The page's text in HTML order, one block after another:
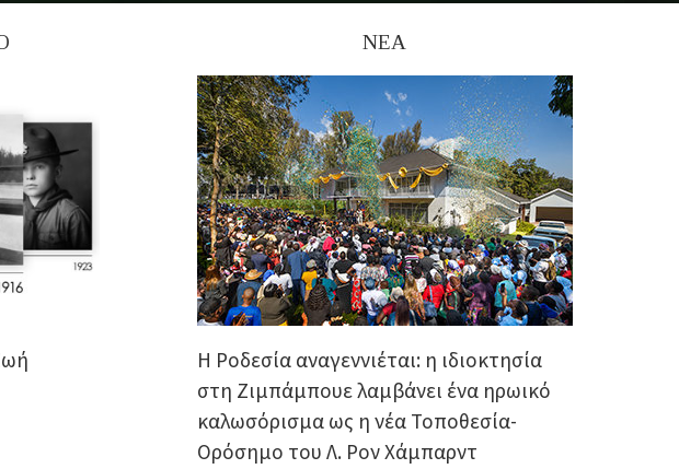
ΝΕΑ
Η Ροδεσία αναγεννιέται: η ιδιοκτησία
στη Ζιμπάμπουε λαμβάνει ένα ηρωικό
καλωσόρισμα ως η νέα Τοποθεσία-
Ορόσημο του Λ. Ρον Χάμπαρντ